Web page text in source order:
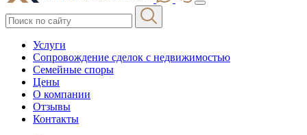
Услуги
Сопровождение сделок с недвижимостью
Семейные споры
Цены
О компании
Отзывы
Контакты